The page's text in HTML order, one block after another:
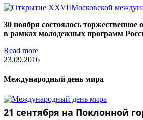
30 ноября состоялось торжественное
в рамках молодежных программ
Read more
23.09.2016
Международный день мира
21 сентября на Поклонной